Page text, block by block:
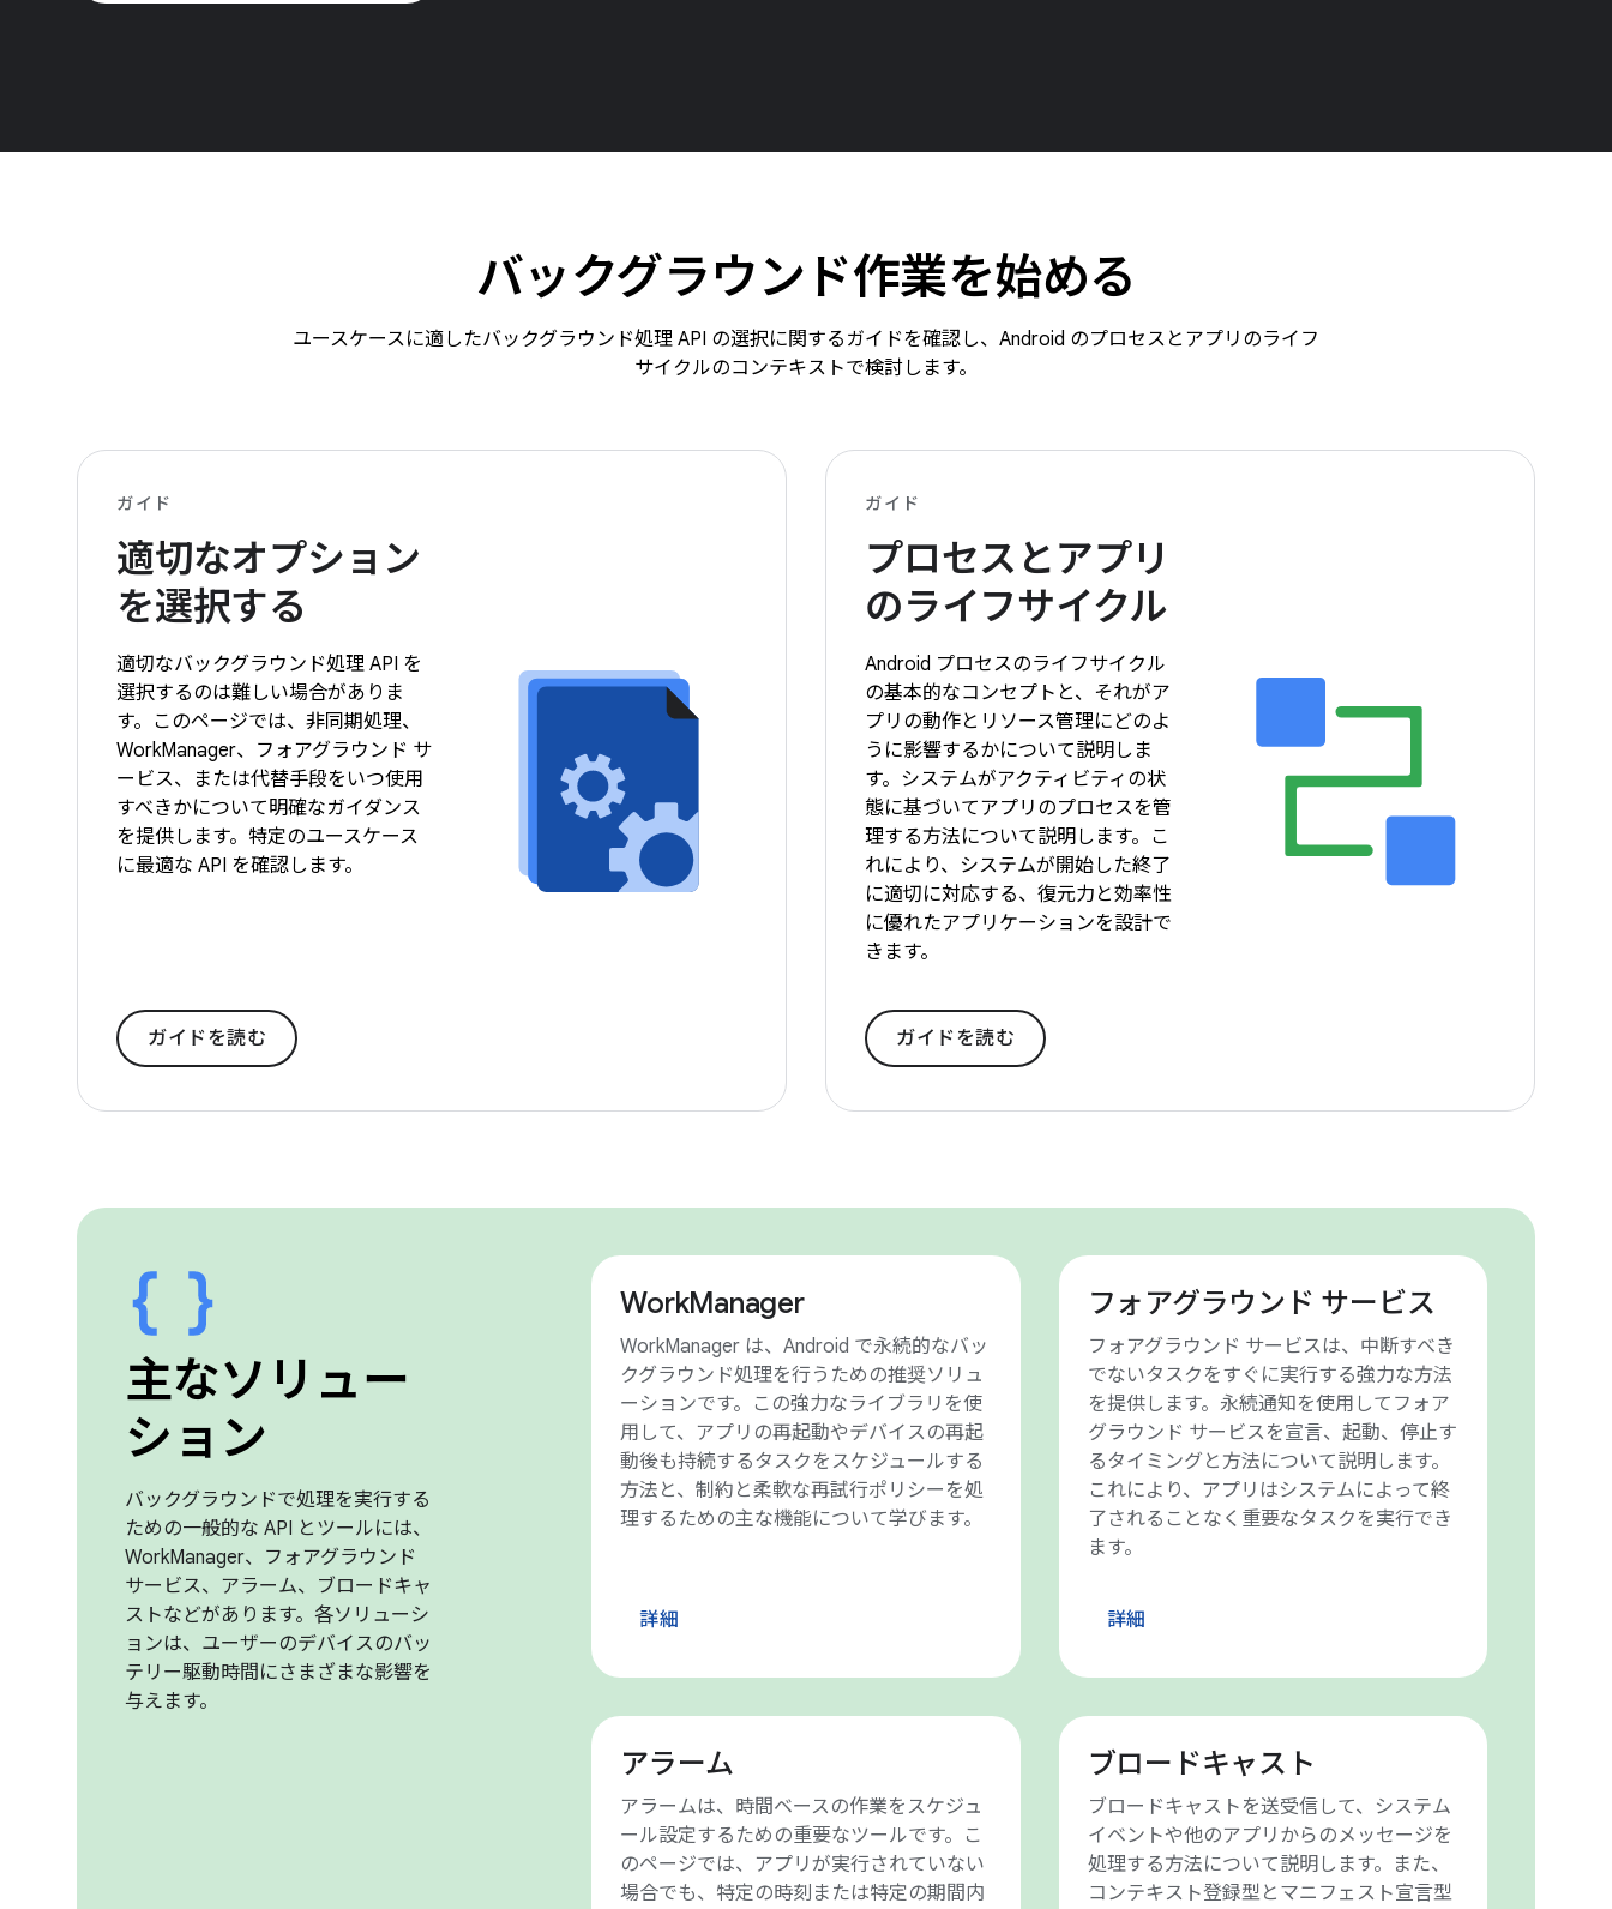
バックグラウンド作業を始める
ユースケースに適したバックグラウンド処理 API の選択に関するガイドを確認し、Android のプロセスとアプリのライフ
サイクルのコンテキストで検討します。
ガイド
適切なオプション
を選択する
適切なバックグラウンド処理 API を
選択するのは難しい場合がありま
す。このページでは、非同期処理、
WorkManager、フォアグラウンド サ
ービス、または代替手段をいつ使用
すべきかについて明確なガイダンス
を提供します。特定のユースケース
に最適な API を確認します。
ガイドを読む
ガイド
プロセスとアプリ
のライフサイクル
Android プロセスのライフサイクル
の基本的なコンセプトと、それがア
プリの動作とリソース管理にどのよ
うに影響するかについて説明しま
す。システムがアクティビティの状
態に基づいてアプリのプロセスを管
理する方法について説明します。こ
れにより、システムが開始した終了
に適切に対応する、復元力と効率性
に優れたアプリケーションを設計で
きます。
ガイドを読む
主なソリュー
ション
バックグラウンドで処理を実行する
ための一般的な API とツールには、
WorkManager、フォアグラウンド
サービス、アラーム、ブロードキャ
ストなどがあります。各ソリューシ
ョンは、ユーザーのデバイスのバッ
テリー駆動時間にさまざまな影響を
与えます。
WorkManager
WorkManager は、Android で永続的なバッ
クグラウンド処理を行うための推奨ソリュ
ーションです。この強力なライブラリを使
用して、アプリの再起動やデバイスの再起
動後も持続するタスクをスケジュールする
方法と、制約と柔軟な再試行ポリシーを処
理するための主な機能について学びます。
詳細
フォアグラウンド サービス
フォアグラウンド サービスは、中断すべき
でないタスクをすぐに実行する強力な方法
を提供します。永続通知を使用してフォア
グラウンド サービスを宣言、起動、停止す
るタイミングと方法について説明します。
これにより、アプリはシステムによって終
了されることなく重要なタスクを実行でき
ます。
詳細
アラーム
アラームは、時間ベースの作業をスケジュ
ール設定するための重要なツールです。こ
のページでは、アプリが実行されていない
場合でも、特定の時刻または特定の期間内
ブロードキャスト
ブロードキャストを送受信して、システム
イベントや他のアプリからのメッセージを
処理する方法について説明します。また、
コンテキスト登録型とマニフェスト宣言型